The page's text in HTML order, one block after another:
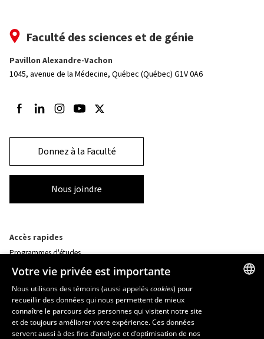
Faculté des sciences et de génie
Pavillon Alexandre-Vachon
1045, avenue de la Médecine, Québec (Québec) G1V 0A6
Suivez-nous sur Facebook
Suivez-nous sur LinkedIn
Suivez-nous sur Instagram
Suivez-nous sur Youtube
Suivez-nous sur Twitter
Donnez à la Faculté
Nous joindre
Accès rapides
Programmes d'études
Nos départements et école
Foire aux questions
Ressources
monPortail
Votre vie privée est importante
Nous utilisons des témoins (aussi appeléscookies) pour
recueillir des données qui nous permettent de mieux
connaître le parcours des personnes qui visitent notre site
et de toujours améliorer votre expérience. Ces données
servent aussi à des fins d’analyse et d’optimisation de nos